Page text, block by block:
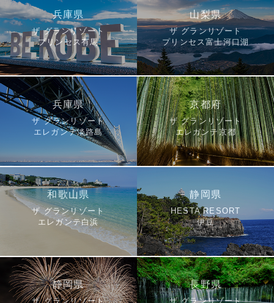
兵庫県
ザ グランリゾート
プリンセス有馬
山梨県
ザ グランリゾート
プリンセス富士河口湖
兵庫県
ザ グランリゾート
エレガンテ淡路島
京都府
ザ グランリゾート
エレガンテ京都
和歌山県
ザ グランリゾート
エレガンテ白浜
静岡県
HESTA RESORT
伊豆
静岡県
ザ グランリゾート
長野県
ザ グランリゾート